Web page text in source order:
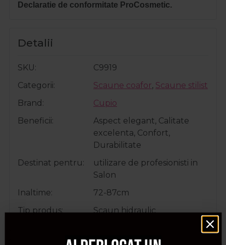
Declaratie de conformitate ProCosmetic.
Detalii
SKU
C9919
Categorii
Scaune coafor, Scaune stilist
Brand
Cupio
Beneficii
Aspect elegant, Calitate
excelenta, Confort,
Durabilitate
Destinat pentru
utilizare de profesionisti in
Salon
Inaltime
72-87cm
Tip produs
Scaun hidraulic